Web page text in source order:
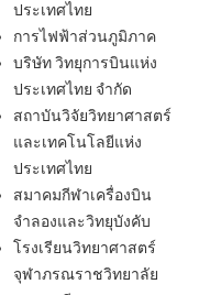
ประเทศไทย
การไฟฟ้าส่วนภูมิภาค
บริษัท วิทยุการบินแห่ง
ประเทศไทย จำกัด
สถาบันวิจัยวิทยาศาสตร์
และเทคโนโลยีแห่ง
ประเทศไทย
สมาคมกีฬาเครื่องบิน
จำลองและวิทยุบังคับ
โรงเรียนวิทยาศาสตร์
จุฬาภรณราชวิทยาลัย